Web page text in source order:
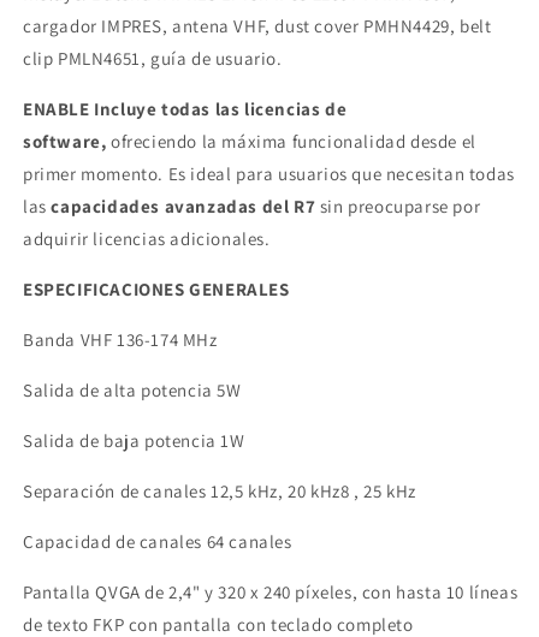
cargador IMPRES, antena VHF, dust cover PMHN4429, belt
clip PMLN4651, guía de usuario.
ENABLE Incluye todas las licencias de
software, ofreciendo la máxima funcionalidad desde el
primer momento. Es ideal para usuarios que necesitan todas
lascapacidades avanzadas del R7 sin preocuparse por
adquirir licencias adicionales.
ESPECIFICACIONES GENERALES
Banda VHF 136-174 MHz
Salida de alta potencia 5W
Salida de baja potencia 1W
Separación de canales 12,5 kHz, 20 kHz8 , 25 kHz
Capacidad de canales 64 canales
Pantalla QVGA de 2,4" y 320 x 240 píxeles, con hasta 10 líneas
de texto FKP con pantalla con teclado completo